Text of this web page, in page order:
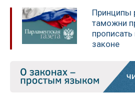
Принципы
таможни
законе